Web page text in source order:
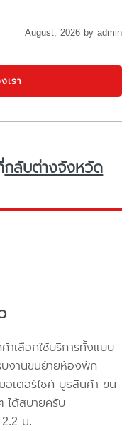
August, 2026 by admin
เรา
กลับต่างจังหวัด
าเลือกใช้บริการทั้งแบบ
บงานขนย้ายห้องพัก
เตอร์ไซค์ บูธสินค้า ขน
ได้สบายครับ
ม.